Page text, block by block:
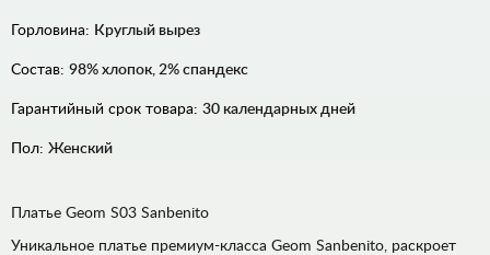
Горловина: Круглый вырез
Состав: 98% хлопок, 2% спандекс
Гарантийный срок товара: 30 календарных дней
Пол: Женский
Платье Geom S03 Sanbenito
Уникальное платье премиум-класса Geom Sanbenito, раскроет